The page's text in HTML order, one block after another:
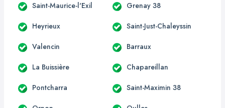
Saint-Maurice-l'Exil Grenay 38
Heyrieux Saint-Just-Chaleyssin
Valencin Barraux
La Buissière Chapareillan
Pontcharra Saint-Maximin 38